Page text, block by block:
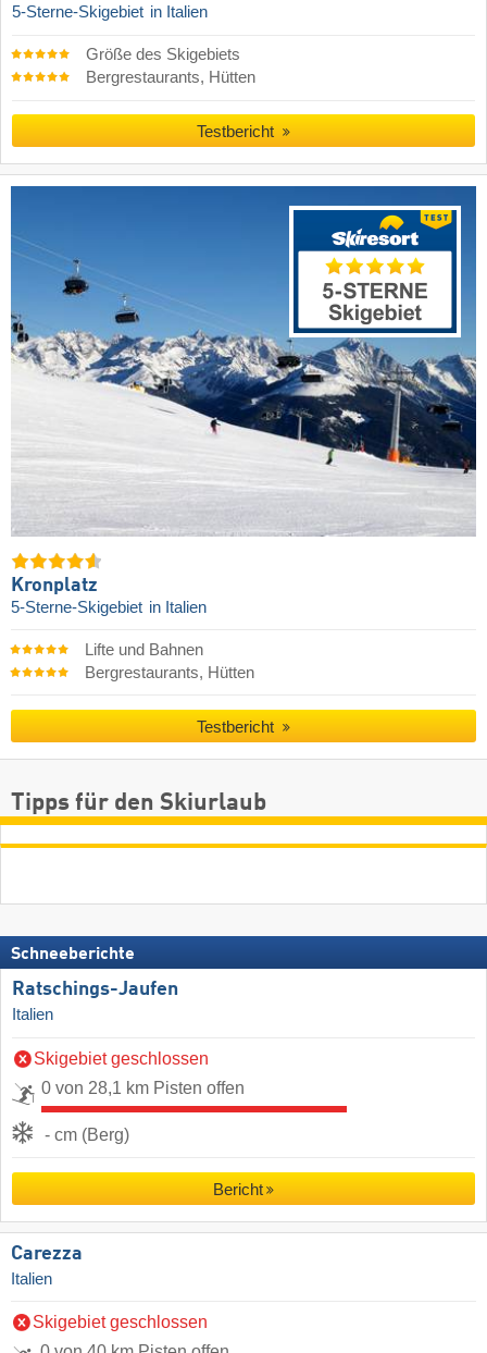
5-Sterne-Skigebiet in Italien
Größe des Skigebiets
Bergrestaurants, Hütten
Testbericht
Kronplatz
5-Sterne-Skigebiet in Italien
Lifte und Bahnen
Bergrestaurants, Hütten
Testbericht
Tipps für den Skiurlaub
Schneeberichte
Ratschings-Jaufen
Italien
Skigebiet geschlossen
0 von 28,1 km Pisten offen
- cm (Berg)
Bericht
Carezza
Italien
Skigebiet geschlossen